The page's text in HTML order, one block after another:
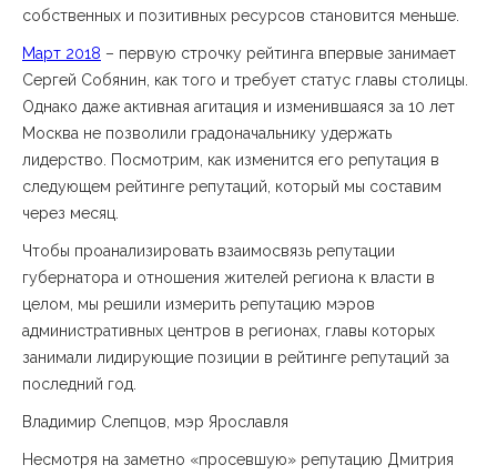
собственных и позитивных ресурсов становится меньше.
Март 2018 – первую строчку рейтинга впервые занимает
Сергей Собянин, как того и требует статус главы столицы.
Однако даже активная агитация и изменившаяся за 10 лет
Москва не позволили градоначальнику удержать
лидерство. Посмотрим, как изменится его репутация в
следующем рейтинге репутаций, который мы составим
через месяц.
Чтобы проанализировать взаимосвязь репутации
губернатора и отношения жителей региона к власти в
целом, мы решили измерить репутацию мэров
административных центров в регионах, главы которых
занимали лидирующие позиции в рейтинге репутаций за
последний год.
Владимир Слепцов, мэр Ярославля
Несмотря на заметно «просевшую» репутацию Дмитрия